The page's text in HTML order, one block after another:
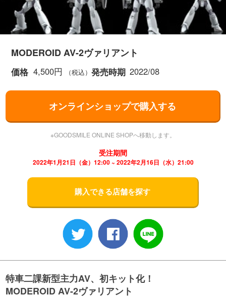
MODEROID AV-2ヴァリアント
価格 4,500円 （税込） 発売時期 2022/08
オンラインショップで購入する
※GOODSMILE ONLINE SHOPへ移動します。
受注期間
2022年1月21日（金）12:00 ~ 2022年2月16日（水）21:00
購入できる店舗を探す
特車二課新型主力AV、初キット化！
MODEROID AV-2ヴァリアント